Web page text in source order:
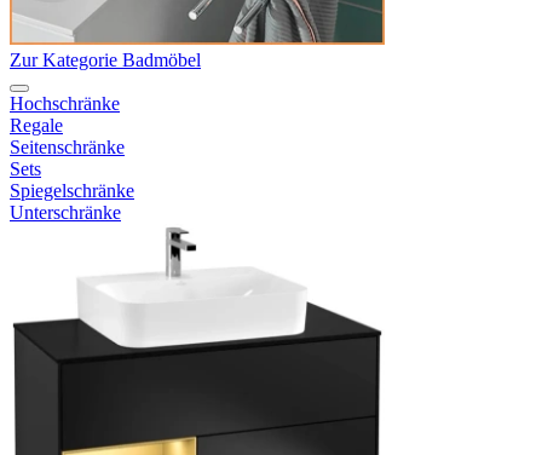
Zur Kategorie Badmöbel
Hochschränke
Regale
Seitenschränke
Sets
Spiegelschränke
Unterschränke